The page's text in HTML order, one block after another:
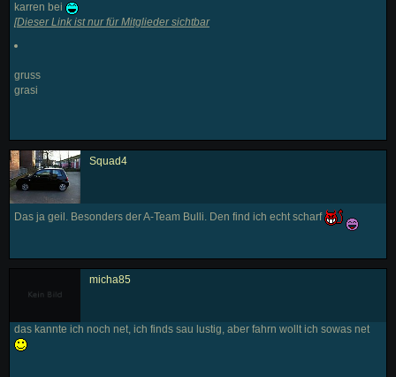
karren bei
[Dieser Link ist nur für Mitglieder sichtbar
gruss
grasi
Squad4
Das ja geil. Besonders der A-Team Bulli. Den find ich echt scharf
micha85
das kannte ich noch net, ich finds sau lustig, aber fahrn wollt ich sowas net